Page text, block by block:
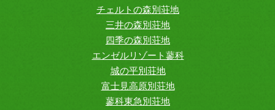
チェルトの森別荘地
三井の森別荘地
四季の森別荘地
エンゼルリゾート蓼科
城の平別荘地
富士見高原別荘地
蓼科東急別荘地